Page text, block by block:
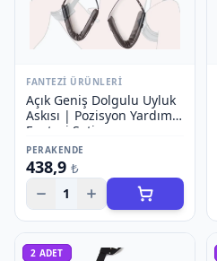
FANTEZI ÜRÜNLERI
Açık Geniş Dolgulu Uyluk
Askısı | Pozisyon Yardımı
Fantezi Seti
PERAKENDE
438,9 ₺
1
2 ADET